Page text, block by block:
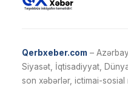
Qerbxeber.com –
Siyasət, İqtisadiyyat,
son xəbərlər, ictimai-sosial